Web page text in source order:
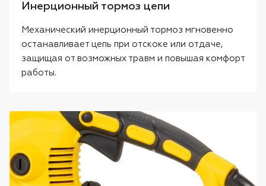
Инерционный тормоз цепи
Механический инерционный тормоз мгновенно
останавливает цепь при отскоке или отдаче,
защищая от возможных травм и повышая комфорт
работы.